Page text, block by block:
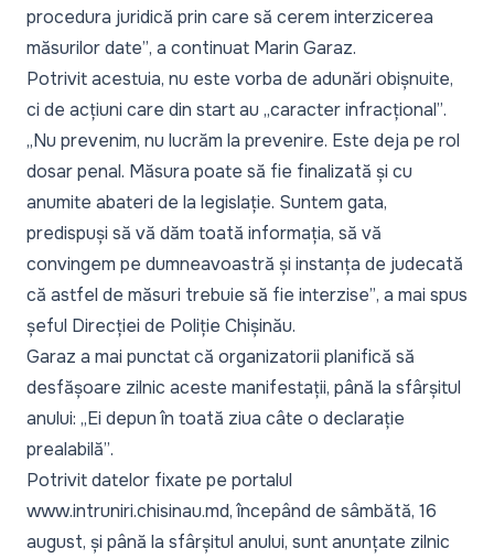
procedura juridică prin care să cerem interzicerea
măsurilor date”, a continuat Marin Garaz.
Potrivit acestuia, nu este vorba de adunări obișnuite,
ci de acțiuni care din start au „caracter infracțional”.
„Nu prevenim, nu lucrăm la prevenire. Este deja pe rol
dosar penal. Măsura poate să fie finalizată și cu
anumite abateri de la legislație. Suntem gata,
predispuși să vă dăm toată informația, să vă
convingem pe dumneavoastră și instanța de judecată
că astfel de măsuri trebuie să fie interzise”, a mai spus
șeful Direcției de Poliție Chișinău.
Garaz a mai punctat că organizatorii planifică să
desfășoare zilnic aceste manifestații, până la sfârșitul
anului: „Ei depun în toată ziua câte o declarație
prealabilă”.
Potrivit datelor fixate pe portalul
www.intruniri.chisinau.md, începând de sâmbătă, 16
august, și până la sfârșitul anului, sunt anunțate zilnic